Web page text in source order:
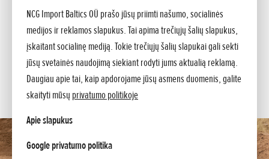
NCG Import Baltics OÜ prašo jūsų priimti našumo, socialinės
medijos ir reklamos slapukus. Tai apima trečiųjų šalių slapukus,
įskaitant socialinę mediją. Tokie trečiųjų šalių slapukai gali sekti
jūsų svetainės naudojimą siekiant rodyti jums aktualią reklamą.
Daugiau apie tai, kaip apdorojame jūsų asmens duomenis, galite
skaityti mūsų privatumo politikoje
Apie slapukus
Google privatumo politikaopens in a new tab
Techniniai duomenys
Argumentai
Klauskite papildomos informacijos
PASIŪLYMAS
SERVISAS
KONTAKTAI